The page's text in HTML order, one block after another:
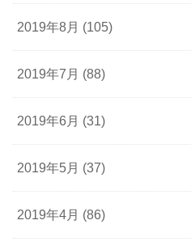
2019年8月 (105)
2019年7月 (88)
2019年6月 (31)
2019年5月 (37)
2019年4月 (86)